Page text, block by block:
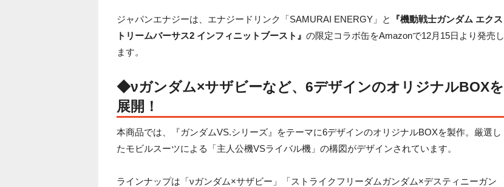
ジャパンエナジーは、エナジードリンク「SAMURAI ENERGY」と
『機動戦士ガンダム エクス
トリームバーサス2 インフィニットブースト』 の限定コラボ缶をAmazonで12月15日より発売し
ます。
◆νガンダム×サザビーなど、6デザインのオリジナルBOXを
展開！
本商品では、『ガンダムVS.シリーズ』をテーマに6デザインのオリジナルBOXを製作。厳選し
たモビルスーツによる「主人公機VSライバル機」の構図がデザインされています。
ラインナップは「νガンダム×サザビー」「ストライクフリーダムガンダム×デスティニーガン